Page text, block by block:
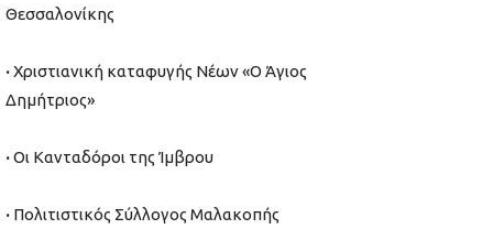
Θεσσαλονίκης
·Χριστιανική καταφυγής Νέων «O Άγιος
Δημήτριος»
·Οι Κανταδόροι της Ίμβρου
· Πολιτιστικός Σύλλογος Μαλακοπής